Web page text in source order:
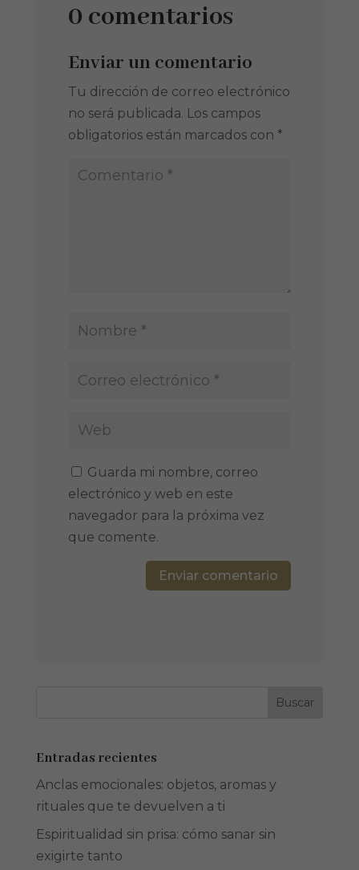
0 comentarios
Enviar un comentario
Tu dirección de correo electrónico
no será publicada. Los campos
obligatorios están marcados con *
Guarda mi nombre, correo
electrónico y web en este
navegador para la próxima vez
que comente.
Enviar comentario
Entradas recientes
Anclas emocionales: objetos, aromas y
rituales que te devuelven a ti
Espiritualidad sin prisa: cómo sanar sin
exigirte tanto